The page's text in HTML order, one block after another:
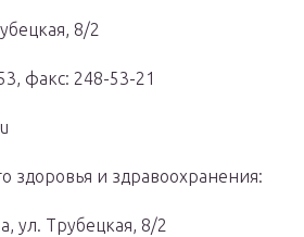
8/2
факс: 248-53-21
здоровья и здравоохранения:
ул. Трубецкая, 8/2